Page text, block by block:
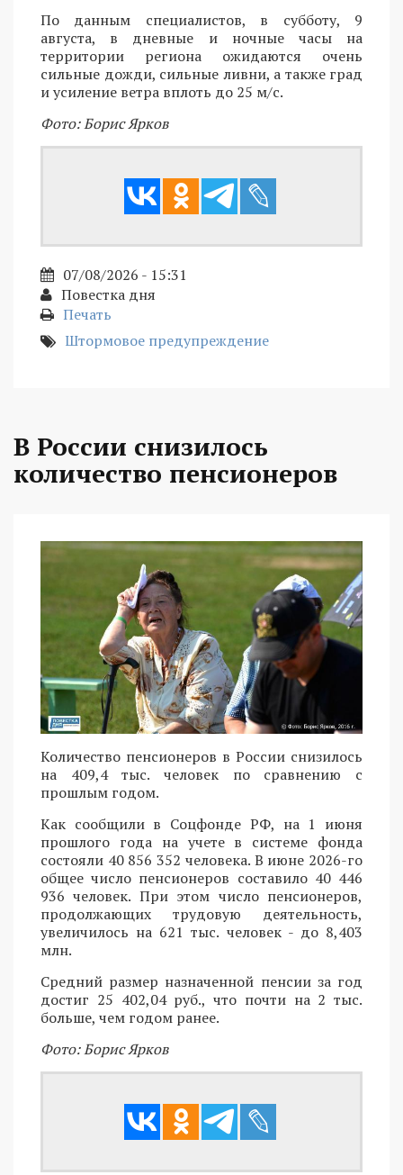
По данным специалистов, в субботу, 9
августа, в дневные и ночные часы на
территории региона ожидаются очень
сильные дожди, сильные ливни, а также град
и усиление ветра вплоть до 25 м/с.
Фото: Борис Ярков
07/08/2026 - 15:31
Повестка дня
Печать
Штормовое предупреждение
В России снизилось
количество пенсионеров
Количество пенсионеров в России снизилось
на 409,4 тыс. человек по сравнению с
прошлым годом.
Как сообщили в Соцфонде РФ, на 1 июня
прошлого года на учете в системе фонда
состояли 40 856 352 человека. В июне 2026-го
общее число пенсионеров составило 40 446
936 человек. При этом число пенсионеров,
продолжающих трудовую деятельность,
увеличилось на 621 тыс. человек - до 8,403
млн.
Средний размер назначенной пенсии за год
достиг 25 402,04 руб., что почти на 2 тыс.
больше, чем годом ранее.
Фото: Борис Ярков